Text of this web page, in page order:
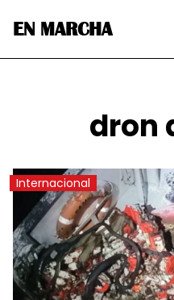
EN MARCHA
dron
Internacional